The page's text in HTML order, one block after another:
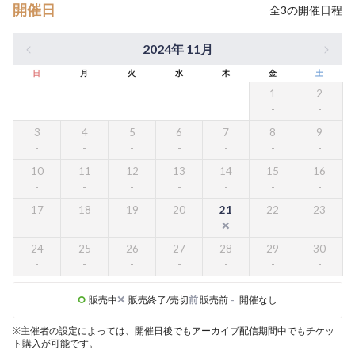
開催日 全3の開催日程
2024年 11月
日 月 火 水 木 金 土
1 2
3 4 5 6 7 8 9
10 11 12 13 14 15 16
17 18 19 20 21 22 23
24 25 26 27 28 29 30
販売中 販売終了/売切前販売前 - 開催なし
※主催者の設定によっては、開催日後でもアーカイブ配信期間中でもチケッ
ト購入が可能です。